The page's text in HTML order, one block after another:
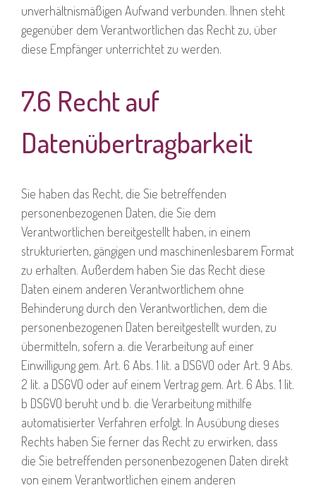
unverhältnismäßigen Aufwand verbunden. Ihnen steht
gegenüber dem Verantwortlichen das Recht zu, über
diese Empfänger unterrichtet zu werden.
7.6 Recht auf
Datenübertragbarkeit
Sie haben das Recht, die Sie betreffenden
personenbezogenen Daten, die Sie dem
Verantwortlichen bereitgestellt haben, in einem
strukturierten, gängigen und maschinenlesbarem Format
zu erhalten. Außerdem haben Sie das Recht diese
Daten einem anderen Verantwortlichem ohne
Behinderung durch den Verantwortlichen, dem die
personenbezogenen Daten bereitgestellt wurden, zu
übermitteln, sofern a. die Verarbeitung auf einer
Einwilligung gem. Art. 6 Abs. 1 lit. a DSGVO oder Art. 9 Abs.
2 lit. a DSGVO oder auf einem Vertrag gem. Art. 6 Abs. 1 lit.
b DSGVO beruht und b. die Verarbeitung mithilfe
automatisierter Verfahren erfolgt. In Ausübung dieses
Rechts haben Sie ferner das Recht zu erwirken, dass
die Sie betreffenden personenbezogenen Daten direkt
von einem Verantwortlichen einem anderen